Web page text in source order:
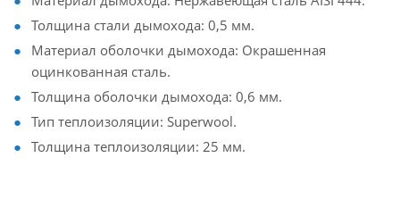
Толщина стали дымохода: 0,5 мм.
Материал оболочки дымохода: Окрашенная
оцинкованная сталь.
Толщина оболочки дымохода: 0,6 мм.
Тип теплоизоляции: Superwool.
Толщина теплоизоляции: 25 мм.